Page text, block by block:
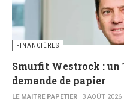
FINANCIÈRES
Smurfit Westrock : un
demande de papier
LE MAITRE PAPETIER 3 AOÛT 2026